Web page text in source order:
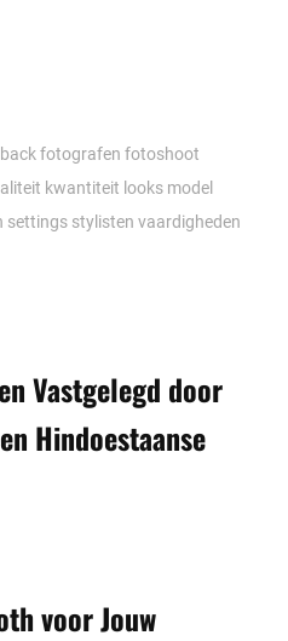
fotografen fotoshoot
kwantiteit looks model
settings stylisten vaardigheden
Vastgelegd door
Hindoestaanse
voor Jouw